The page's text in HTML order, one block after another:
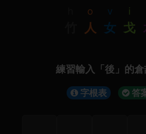
o
人
v
女
i
戈
練習輸入「後」的
字根表 答